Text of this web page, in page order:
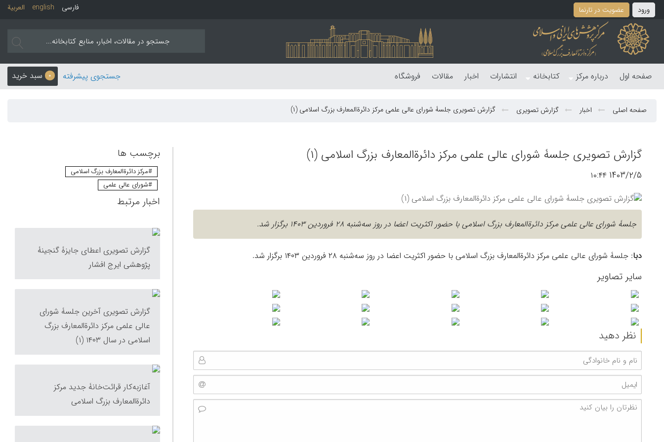
ورود عضویت در تارنما العربیة english فارسی
صفحه اول درباره مرکز کتابخانه انتشارات اخبار مقالات فروشگاه 0 سبد خرید جستجوی پیشرفته
صفحه اصلی اخبار گزارش تصویری گزارش تصویری جلسۀ شورای عالی علمی مرکز دائرةالمعارف بزرگ اسلامی (۱)
گزارش تصویری جلسۀ شورای عالی علمی مرکز دائرةالمعارف بزرگ اسلامی (۱)
1403/2/5 ۱۰:۴۴
جلسۀ شورای عالی علمی مرکز دائرةالمعارف بزرگ اسلامی با حضور اکثریت اعضا در روز سه‌شنبه ۲۸ فروردین ۱۴۰۳ برگزار شد.
دبا: جلسۀ شورای عالی علمی مرکز دائرةالمعارف بزرگ اسلامی با حضور اکثریت اعضا در روز سه‌شنبه ۲۸ فروردین ۱۴۰۳ برگزار شد.
سایر تصاویر
نظر دهید
برچسب ها
#مرکز دائرةالمعارف بزرگ اسلامی
#شورای عالی علمی
اخبار مرتبط
گزارش تصویری اعطای جایزۀ گنجینۀ
پژوهشی ایرج افشار
گزارش تصویری آخرین جلسۀ شورای
عالی علمی مرکز دائرةالمعارف بزرگ
اسلامی در سال ۱۴۰۳ (۱)
آغاز‌به‌کار قرائت‌خانۀ جدید مرکز
دائرة‌المعارف بزرگ اسلامی